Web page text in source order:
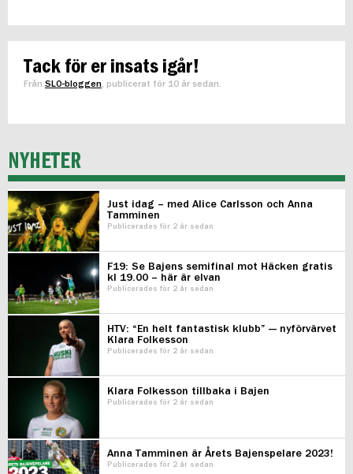
Tack för er insats igår!
Från SLO-bloggen, publicerat för 10 år sedan.
NYHETER
Just idag – med Alice Carlsson och Anna
Tamminen
Publicerades för 2 år sedan
F19: Se Bajens semifinal mot Häcken gratis
kl 19.00 – här är elvan
Publicerades för 2 år sedan
HTV: “En helt fantastisk klubb” — nyförvärvet
Klara Folkesson
Publicerades för 2 år sedan
Klara Folkesson tillbaka i Bajen
Publicerades för 2 år sedan
Anna Tamminen är Årets Bajenspelare 2023!
Publicerades för 2 år sedan